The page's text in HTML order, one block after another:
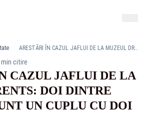
ARESTĂRI ÎN CAZUL JAFLUI DE LA MUZEUL DRENTS: DOI DINTRE SUSPECȚI SUNT UN CUPLU CU DOI COPII.
min citire
CAZUL JAFLUI DE LA
DOI DINTRE
UN CUPLU CU DOI